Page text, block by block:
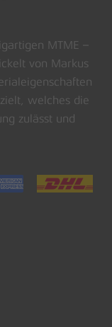
MTME –
von Markus
welches die
zulässt und